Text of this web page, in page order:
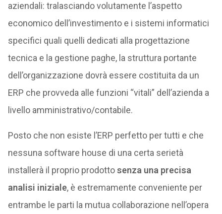
aziendali: tralasciando volutamente l’aspetto
economico dell’investimento e i sistemi informatici
specifici quali quelli dedicati alla progettazione
tecnica e la gestione paghe, la struttura portante
dell’organizzazione dovrà essere costituita da un
ERP che provveda alle funzioni “vitali” dell’azienda a
livello amministrativo/contabile.
Posto che non esiste l’ERP perfetto per tutti e che
nessuna software house di una certa serietà
installerà il proprio prodottosenza una precisa
analisi iniziale, è estremamente conveniente per
entrambe le parti la mutua collaborazione nell’opera